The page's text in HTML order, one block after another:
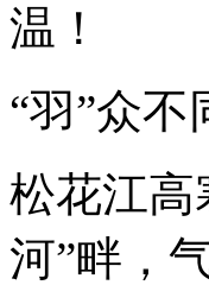
温！
“羽”众不
松花江高
河”畔，